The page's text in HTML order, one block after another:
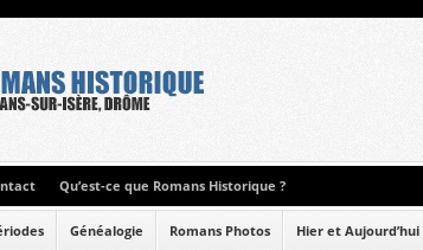
Qu’est-ce que Romans Historique ?
Généalogie Romans Photos Hier et Aujourd’hui